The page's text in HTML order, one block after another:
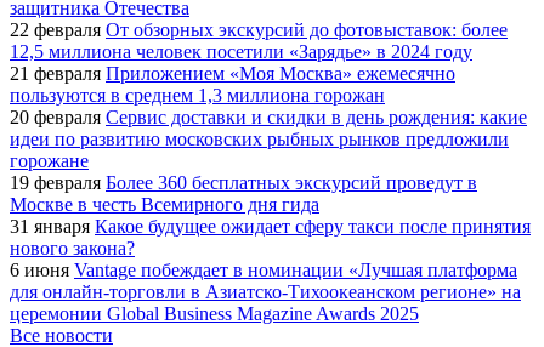
защитника Отечества
22 февраля От обзорных экскурсий до фотовыставок: более
12,5 миллиона человек посетили «Зарядье» в 2024 году
21 февраля Приложением «Моя Москва» ежемесячно
пользуются в среднем 1,3 миллиона горожан
20 февраля Сервис доставки и скидки в день рождения: какие
идеи по развитию московских рыбных рынков предложили
горожане
19 февраля Более 360 бесплатных экскурсий проведут в
Москве в честь Всемирного дня гида
31 января Какое будущее ожидает сферу такси после принятия
нового закона?
6 июня Vantage побеждает в номинации «Лучшая платформа
для онлайн-торговли в Азиатско-Тихоокеанском регионе» на
церемонии Global Business Magazine Awards 2025
Все новости